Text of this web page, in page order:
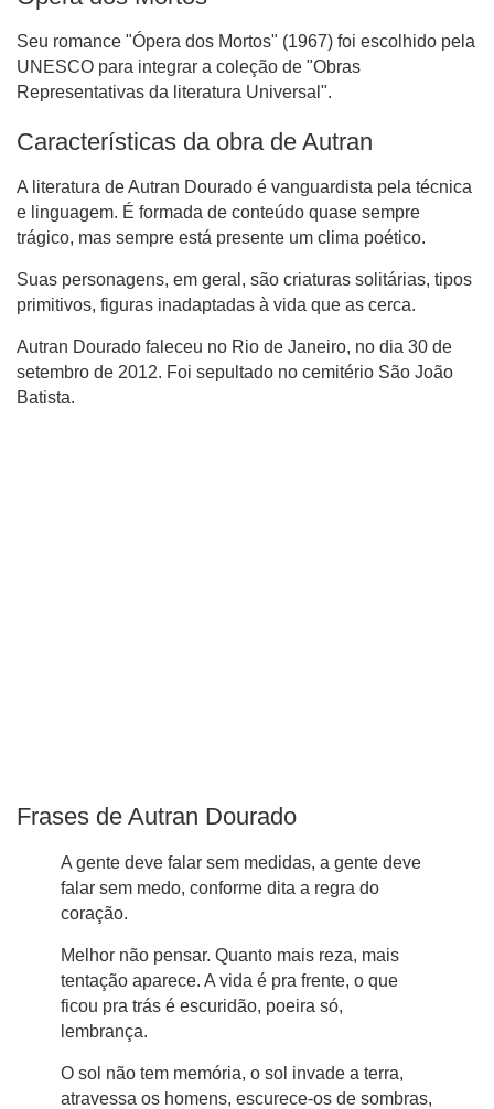
Seu romance "Ópera dos Mortos" (1967) foi escolhido pela
UNESCO para integrar a coleção de "Obras
Representativas da literatura Universal".
Características da obra de Autran
A literatura de Autran Dourado é vanguardista pela técnica
e linguagem. É formada de conteúdo quase sempre
trágico, mas sempre está presente um clima poético.
Suas personagens, em geral, são criaturas solitárias, tipos
primitivos, figuras inadaptadas à vida que as cerca.
Autran Dourado faleceu no Rio de Janeiro, no dia 30 de
setembro de 2012. Foi sepultado no cemitério São João
Batista.
Frases de Autran Dourado
A gente deve falar sem medidas, a gente deve
falar sem medo, conforme dita a regra do
coração.
Melhor não pensar. Quanto mais reza, mais
tentação aparece. A vida é pra frente, o que
ficou pra trás é escuridão, poeira só,
lembrança.
O sol não tem memória, o sol invade a terra,
atravessa os homens, escurece-os de sombras,